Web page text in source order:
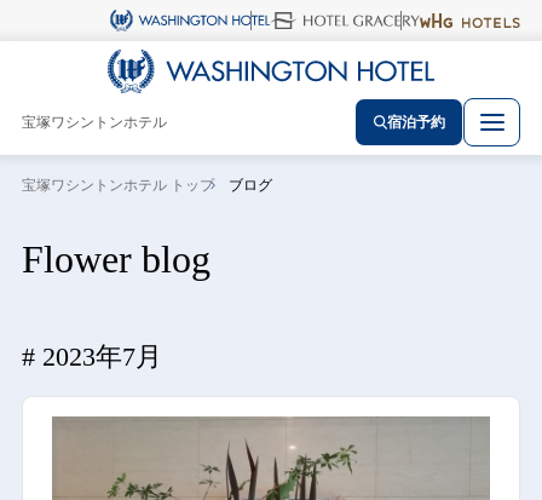
宝塚ワシントンホテル 宿泊予約
宝塚ワシントンホテル トップ ブログ
Flower blog
2023年7月